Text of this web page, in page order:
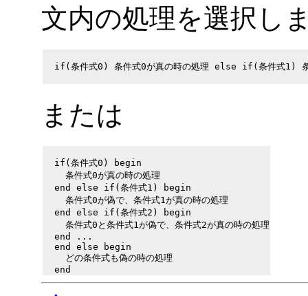
文内の処理を選択し
if(条件式0) 条件式0が真の時の処理 else if(条件式1)
または
  if(条件式0) begin
    条件式0が真の時の処理
  end else if(条件式1) begin
    条件式0が偽で、条件式1が真の時の処理
  end else if(条件式2) begin
    条件式0と条件式1が偽で、条件式2が真の時の処理
  end ...
  end else begin
    どの条件式も偽の時の処理